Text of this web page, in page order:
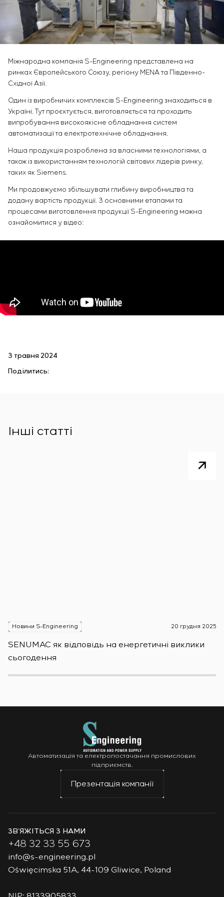
замовника
Сервісне обслуговування
Управління проєктами
Аутсорсинг
Консалтингові послуги
Індивідуальна розробка та випробування
щитового обладнання
управління
Розробка спеціальних алгоритмів
Розробка систем управління
Інфраструктура
Хімічна промисловість
Цементна промисловість
Вакансії
Стажування
Ветеранам
КОНТАКТИ
Міжнародна компанія S-Engineering представлена на
ринках Європейського Союзу, регіону MENA та Південно-
Східної Азії.
Один із виробничих комплексів S-Engineering знаходиться в
Україні. Тут проєктується, виготовляється та проходить
випробування високоякісне обладнання систем
автоматизації та електротехнічне обладнання.
Наша продукція розроблена за власними технологіями, а
також із використанням технологій світових лідерів ринку,
таких як Siemens.
Ми продовжуємо збільшувати глибину виробництва та
додану вартість продукції. З основними етапами та
процесами виготовлення продукції S-Engineering можна
ознайомитися у відео:
3 травня 2024
Поділитись:
Інші статті
Новини S-Engineering 20 грудня 2025
SENUMAC як відповідь на енергетичні виклики
сьогодення
Автоматизація та електропостачання промислових
підприємств.
Презентація компанії
ЗВ’ЯЖІТЬСЯ З НАМИ
+48 32 33 55 673
info@s-engineering.pl
Oświęcimska 51A, 44-109 Gliwice, Poland